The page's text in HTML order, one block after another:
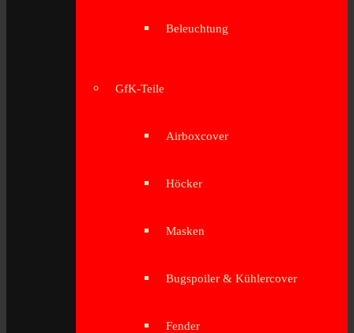
Beleuchtung
GfK-Teile
Airboxcover
Höcker
Masken
Bugspoiler & Kühlercover
Fender